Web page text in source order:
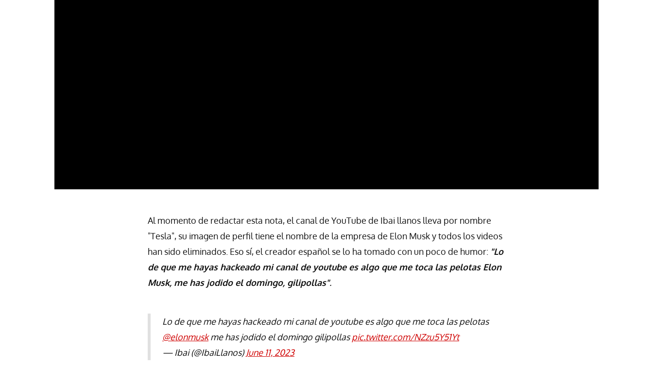
Al momento de redactar esta nota, el canal de YouTube de Ibai llanos lleva por nombre
"Tesla", su imagen de perfil tiene el nombre de la empresa de Elon Musk y todos los videos
han sido eliminados. Eso sí, el creador español se lo ha tomado con un poco de humor: "Lo
de que me hayas hackeado mi canal de youtube es algo que me toca las pelotas Elon
Musk, me has jodido el domingo, gilipollas".
Lo de que me hayas hackeado mi canal de youtube es algo que me toca las pelotas
@elonmuskme has jodido el domingo gilipollaspic.twitter.com/NZzu5Y51Yt
— Ibai (@IbaiLlanos)June 11, 2023